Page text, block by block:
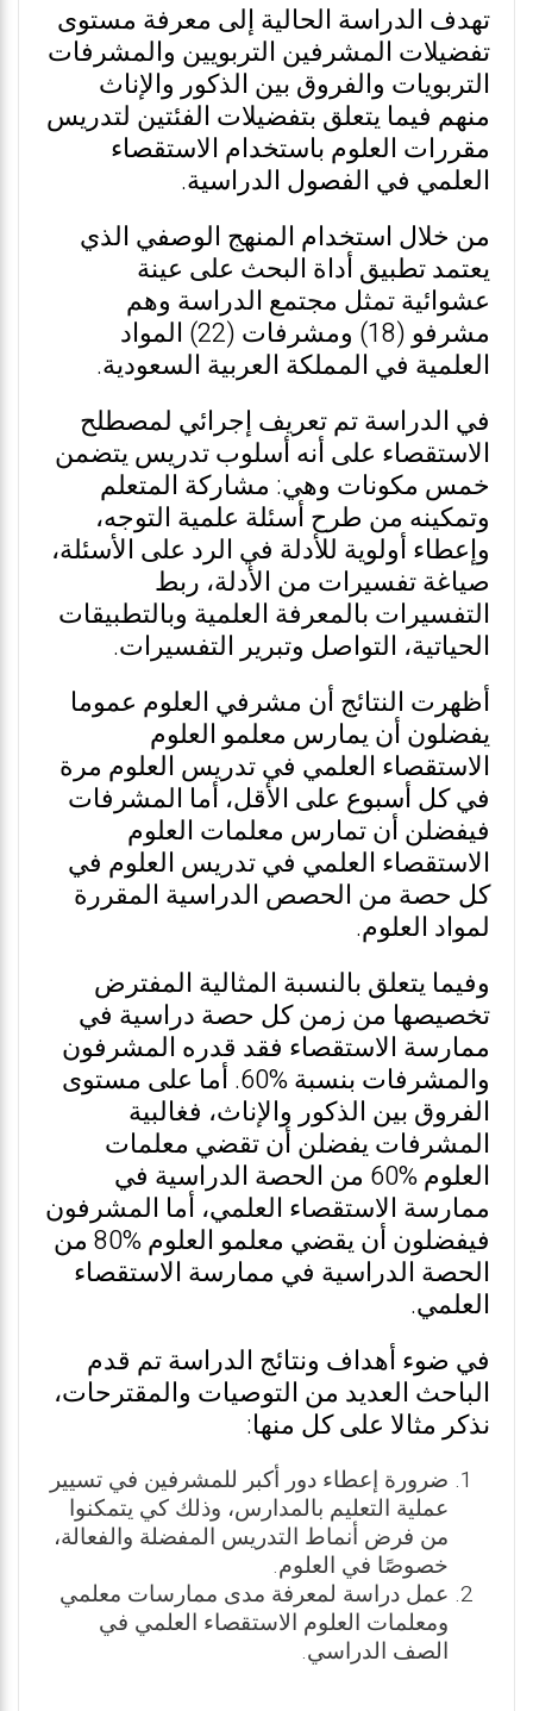
تهدف الدراسة الحالية إلى معرفة مستوى
تفضيلات المشرفين التربويين والمشرفات
التربويات والفروق بين الذكور والإناث
منهم فيما يتعلق بتفضيلات الفئتين لتدريس
مقررات العلوم باستخدام الاستقصاء
العلمي في الفصول الدراسية.
من خلال استخدام المنهج الوصفي الذي
يعتمد تطبيق أداة البحث على عينة
عشوائية تمثل مجتمع الدراسة وهم
مشرفو (18) ومشرفات (22) المواد
العلمية في المملكة العربية السعودية.
في الدراسة تم تعريف إجرائي لمصطلح
الاستقصاء على أنه أسلوب تدريس يتضمن
خمس مكونات وهي: مشاركة المتعلم
وتمكينه من طرح أسئلة علمية التوجه،
وإعطاء أولوية للأدلة في الرد على الأسئلة،
صياغة تفسيرات من الأدلة، ربط
التفسيرات بالمعرفة العلمية وبالتطبيقات
الحياتية، التواصل وتبرير التفسيرات.
أظهرت النتائج أن مشرفي العلوم عموما
يفضلون أن يمارس معلمو العلوم
الاستقصاء العلمي في تدريس العلوم مرة
في كل أسبوع على الأقل، أما المشرفات
فيفضلن أن تمارس معلمات العلوم
الاستقصاء العلمي في تدريس العلوم في
كل حصة من الحصص الدراسية المقررة
لمواد العلوم.
وفيما يتعلق بالنسبة المثالية المفترض
تخصيصها من زمن كل حصة دراسية في
ممارسة الاستقصاء فقد قدره المشرفون
والمشرفات بنسبة %60. أما على مستوى
الفروق بين الذكور والإناث، فغالبية
المشرفات يفضلن أن تقضي معلمات
العلوم %60 من الحصة الدراسية في
ممارسة الاستقصاء العلمي، أما المشرفون
فيفضلون أن يقضي معلمو العلوم %80 من
الحصة الدراسية في ممارسة الاستقصاء
العلمي.
في ضوء أهداف ونتائج الدراسة تم قدم
الباحث العديد من التوصيات والمقترحات،
نذكر مثالا على كل منها:
ضرورة إعطاء دور أكبر للمشرفين في تسيير
عملية التعليم بالمدارس، وذلك كي يتمكنوا
من فرض أنماط التدريس المفضلة والفعالة،
خصوصًا في العلوم.
عمل دراسة لمعرفة مدى ممارسات معلمي
ومعلمات العلوم الاستقصاء العلمي في
الصف الدراسي.